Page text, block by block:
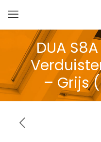
DUA S8A
– Grijs